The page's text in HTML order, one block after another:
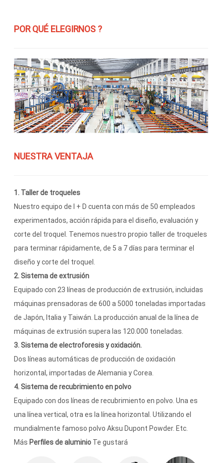
POR QUÉ ELEGIRNOS ?
NUESTRA VENTAJA
1. Taller de troqueles
Nuestro equipo de I + D cuenta con más de 50 empleados
experimentados, acción rápida para el diseño, evaluación y
corte del troquel. Tenemos nuestro propio taller de troqueles
para terminar rápidamente, de 5 a 7 días para terminar el
diseño y corte del troquel.
2. Sistema de extrusión
Equipado con 23 líneas de producción de extrusión, incluidas
máquinas prensadoras de 600 a 5000 toneladas importadas
de Japón, Italia y Taiwán. La producción anual de la línea de
máquinas de extrusión supera las 120.000 toneladas.
3. Sistema de electroforesis y oxidación.
Dos líneas automáticas de producción de oxidación
horizontal, importadas de Alemania y Corea.
4. Sistema de recubrimiento en polvo
Equipado con dos líneas de recubrimiento en polvo. Una es
una línea vertical, otra es la línea horizontal. Utilizando el
mundialmente famoso polvo Aksu Dupont Powder. Etc.
Más Perfiles de aluminio Te gustará